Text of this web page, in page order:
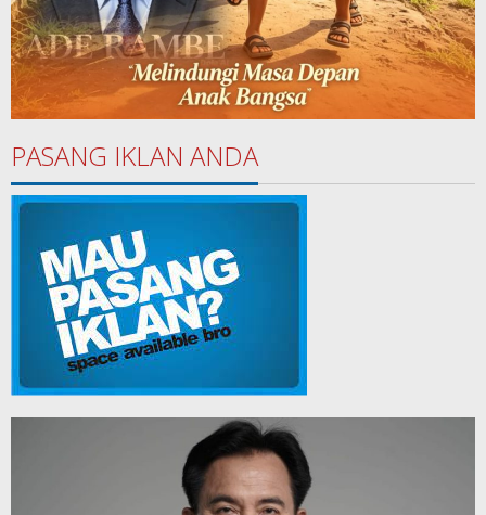
PASANG IKLAN ANDA